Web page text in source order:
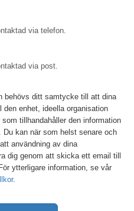
via telefon.
via post.
behövs ditt samtycke till att dina
enhet, ideella organisation
tillhandahåller den information
kan när som helst senare och
användning av dina
dig genom att skicka ett email till
ytterligare information, se vår
.